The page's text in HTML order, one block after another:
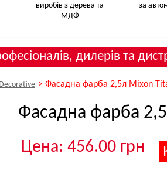
виробів з дерева та
МДФ
за
дилерів та
> Фасадна фарба 2,5л Mixon
Фасадна фарба
Цена: 456.00 грн